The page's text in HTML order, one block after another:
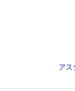
アス